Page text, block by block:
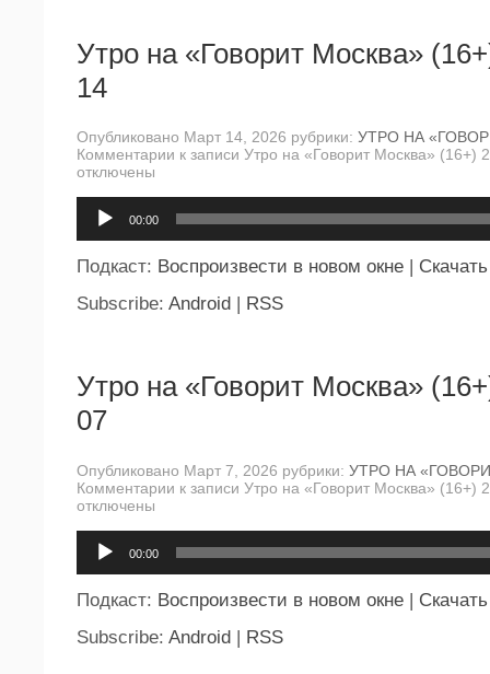
Утро на «Говорит Москва»
14
Опубликовано Март 14, 2026 рубрики: УТРО НА
Комментарии к записи Утро на «Говорит Москва» (16+)
отключены
00:00
Подкаст: Воспроизвести в новом окне
Скачать
Subscribe: Android RSS
Утро на «Говорит Москва»
07
Опубликовано Март 7, 2026 рубрики: УТРО НА
Комментарии к записи Утро на «Говорит Москва» (16+)
отключены
00:00
Подкаст: Воспроизвести в новом окне | Скачать
Subscribe: Android | RSS